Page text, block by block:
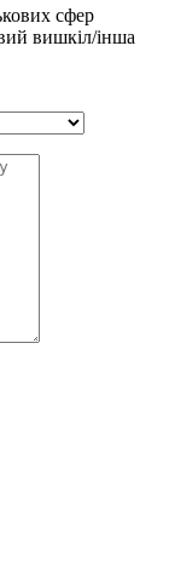
сфер
вишкіл/інша